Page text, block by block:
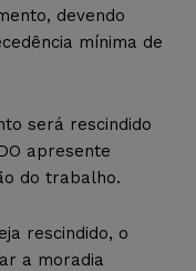
devendo
mínima de
será rescindido
apresente
do trabalho.
rescindido, o
a moradia